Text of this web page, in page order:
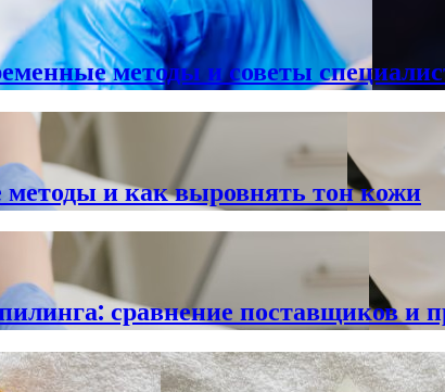
методы и советы
и как выровнять тон кожи
сравнение поставщиков и